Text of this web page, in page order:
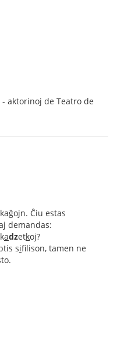
aktorinoj de Teatro de
Ĉiu estas
demandas:
adzetkoj?
sifilison, tamen ne